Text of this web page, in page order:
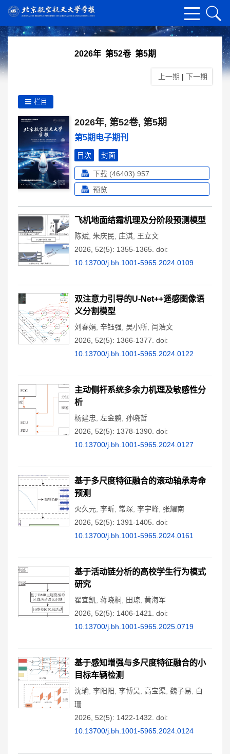
2026年 第52卷 第5期
上一期 | 下一期
栏目
2026年, 第52卷, 第5期
第5期电子期刊
目次 封面
下载 (46403) 957
预览
飞机地面结霜机理及分阶段预测模型
陈斌 朱庆民 庄淇 王立文
2026, 52(5): 1355-1365. doi:
10.13700/j.bh.1001-5965.2024.0109
双注意力引导的U-Net++遥感图像语
义分割模型
刘春娟 辛钰强 吴小所 闫浩文
2026, 52(5): 1366-1377. doi:
10.13700/j.bh.1001-5965.2024.0122
主动侧杆系统多余力机理及敏感性分
析
杨建忠 左金鹏 孙晓哲
2026, 52(5): 1378-1390. doi:
10.13700/j.bh.1001-5965.2024.0127
基于多尺度特征融合的滚动轴承寿命
预测
火久元 李昕 常琛 李宇峰 张耀南
2026, 52(5): 1391-1405. doi:
10.13700/j.bh.1001-5965.2024.0161
基于活动链分析的高校学生行为模式
研究
翟宜凯 蒋晓桐 田琼 黄海军
2026, 52(5): 1406-1421.
doi:
10.13700/j.bh.1001-5965.2025.0719
基于感知增强与多尺度特征融合的小
目标车辆检测
沈瑜 李阳阳 李博昊 高宝渠 魏子易
白
珊
2026, 52(5): 1422-1432. doi:
10.13700/j.bh.1001-5965.2024.0124